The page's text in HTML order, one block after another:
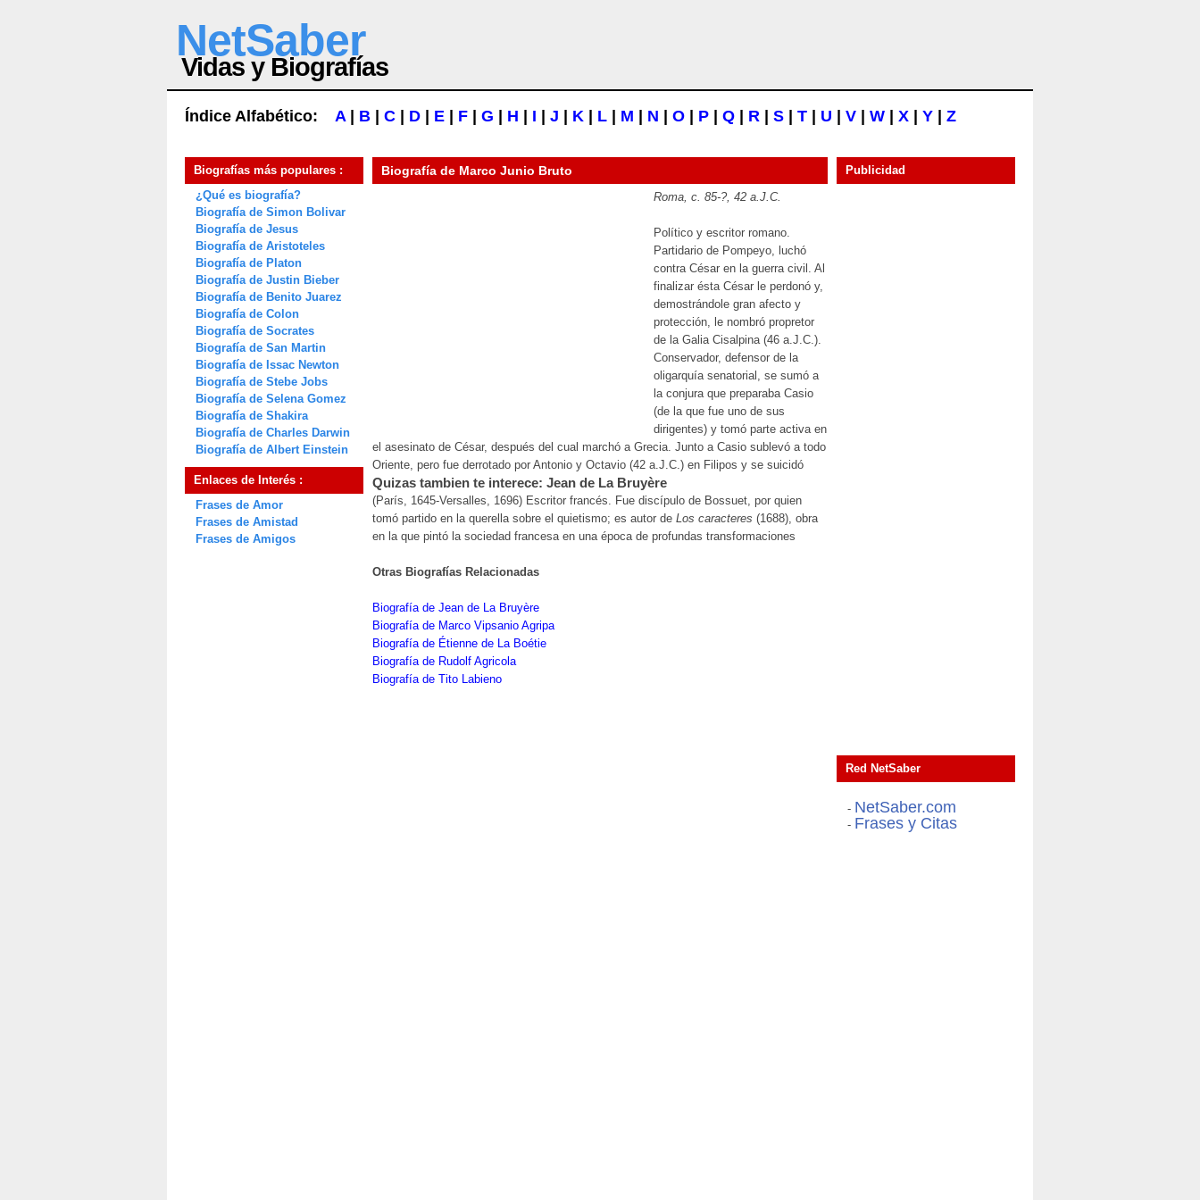
NetSaber
Vidas y Biografías
Índice Alfabético: A| B C D E F G H I J K L M N O P Q R S T U V W X Y Z
Biografías más populares :
¿Qué es biografía?
Biografía de Simon Bolivar
Biografía de Jesus
Biografía de Aristoteles
Biografía de Platon
Biografía de Justin Bieber
Biografía de Benito Juarez
Biografía de Colon
Biografía de Socrates
Biografía de San Martin
Biografía de Issac Newton
Biografía de Stebe Jobs
Biografía de Selena Gomez
Biografía de Shakira
Biografía de Charles Darwin
Biografía de Albert Einstein
Enlaces de Interés :
Frases de Amor
Frases de Amistad
Frases de Amigos
Biografía de Marco Junio Bruto
Roma, c. 85-?, 42 a.J.C.
Político y escritor romano.
Partidario de Pompeyo, luchó
contra César en la guerra civil. Al
finalizar ésta César le perdonó y,
demostrándole gran afecto y
protección, le nombró propretor
de la Galia Cisalpina (46 a.J.C.).
Conservador, defensor de la
oligarquía senatorial, se sumó a
la conjura que preparaba Casio
(de la que fue uno de sus
dirigentes) y tomó parte activa en
el asesinato de César, después del cual marchó a Grecia. Junto a Casio sublevó a todo
Oriente, pero fue derrotado por Antonio y Octavio (42 a.J.C.) en Filipos y se suicidó
Quizas tambien te interece: Jean de La Bruyère
(París, 1645-Versalles, 1696) Escritor francés. Fue discípulo de Bossuet, por quien
tomó partido en la querella sobre el quietismo; es autor de Los caracteres (1688), obra
en la que pintó la sociedad francesa en una época de profundas transformaciones
Otras Biografías Relacionadas
Biografía de Jean de La Bruyère
Biografía de Marco Vipsanio Agripa
Biografía de Étienne de La Boétie
Biografía de Rudolf Agricola
Biografía de Tito Labieno
Publicidad
Red NetSaber
- NetSaber.com
- Frases y Citas